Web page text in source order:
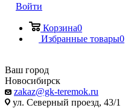
Войти
Корзина0
Избранные товары0
Ваш город
Новосибирск
zakaz@gk-teremok.ru
ул. Северный проезд, 43/1